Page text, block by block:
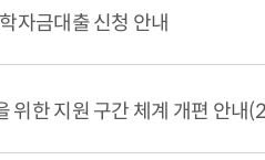
자금대출 신청 안내